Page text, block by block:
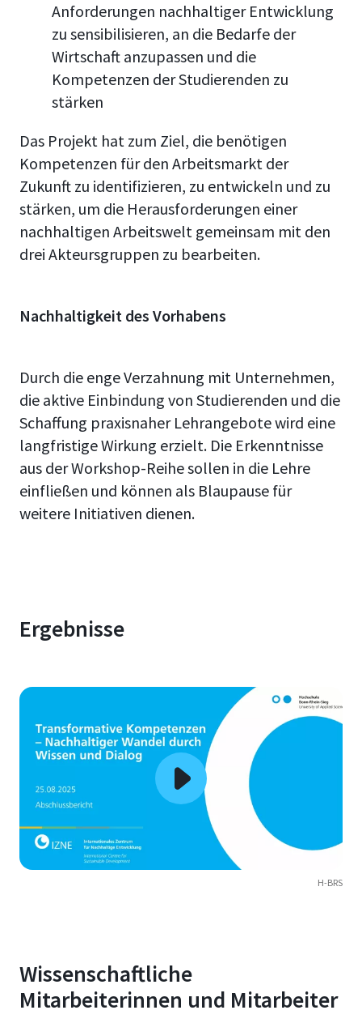
Anforderungen nachhaltiger Entwicklung
zu sensibilisieren, an die Bedarfe der
Wirtschaft anzupassen und die
Kompetenzen der Studierenden zu
stärken
Das Projekt hat zum Ziel, die benötigen
Kompetenzen für den Arbeitsmarkt der
Zukunft zu identifizieren, zu entwickeln und zu
stärken, um die Herausforderungen einer
nachhaltigen Arbeitswelt gemeinsam mit den
drei Akteursgruppen zu bearbeiten.
Nachhaltigkeit des Vorhabens
Durch die enge Verzahnung mit Unternehmen,
die aktive Einbindung von Studierenden und die
Schaffung praxisnaher Lehrangebote wird eine
langfristige Wirkung erzielt. Die Erkenntnisse
aus der Workshop-Reihe sollen in die Lehre
einfließen und können als Blaupause für
weitere Initiativen dienen.
Ergebnisse
H-BRS
Wissenschaftliche
Mitarbeiterinnen und Mitarbeiter